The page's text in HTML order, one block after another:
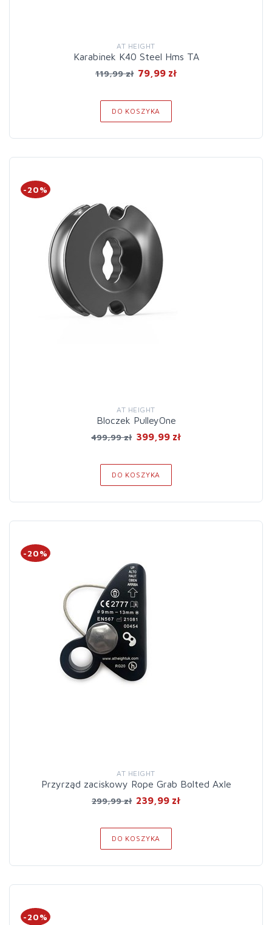
AT HEIGHT
Karabinek K40 Steel Hms TA
119,99 zł 79,99 zł
DO KOSZYKA
-20%
AT HEIGHT
Bloczek PulleyOne
499,99 zł 399,99 zł
DO KOSZYKA
-20%
AT HEIGHT
Przyrząd zaciskowy Rope Grab Bolted Axle
299,99 zł 239,99 zł
DO KOSZYKA
-20%